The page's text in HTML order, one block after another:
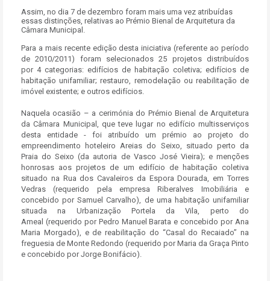
Assim, no dia 7 de dezembro foram mais uma vez atribuídas
essas distinções, relativas ao Prémio Bienal de Arquitetura da
Câmara Municipal.
Para a mais recente edição desta iniciativa (referente ao período
de 2010/2011) foram selecionados 25 projetos distribuídos
por 4 categorias: edifícios de habitação coletiva; edifícios de
habitação unifamiliar; restauro, remodelação ou reabilitação de
imóvel existente; e outros edifícios.
Naquela ocasião – a cerimónia do Prémio Bienal de Arquitetura
da Câmara Municipal, que teve lugar no edifício multisserviços
desta entidade - foi atribuído um prémio ao projeto do
empreendimento hoteleiro Areias do Seixo, situado perto da
Praia do Seixo (da autoria de Vasco José Vieira); e menções
honrosas aos projetos de um edifício de habitação coletiva
situado na Rua dos Cavaleiros da Espora Dourada, em Torres
Vedras (requerido pela empresa Riberalves Imobiliária e
concebido por Samuel Carvalho), de uma habitação unifamiliar
situada na Urbanização Portela da Vila, perto do
Ameal (requerido por Pedro Manuel Barata e concebido por Ana
Maria Morgado), e de reabilitação do “Casal do Recaiado” na
freguesia de Monte Redondo (requerido por Maria da Graça Pinto
e concebido por Jorge Bonifácio).